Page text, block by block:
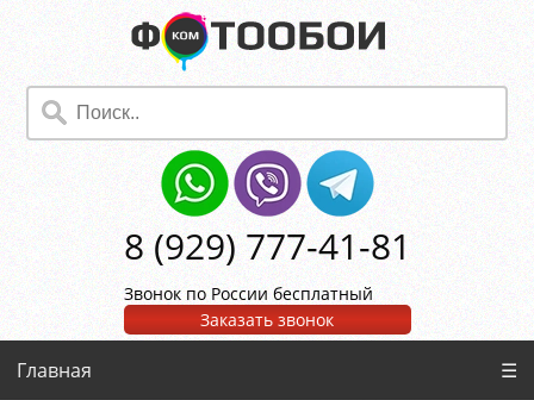
8 (929) 777-41-81
Звонок по России бесплатный
Заказать звонок
Главная ☰